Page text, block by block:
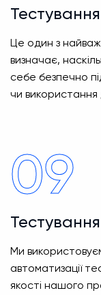
Це один з
визначає,
себе безпечно
чи
09
Ми
автоматизації
якості нашого